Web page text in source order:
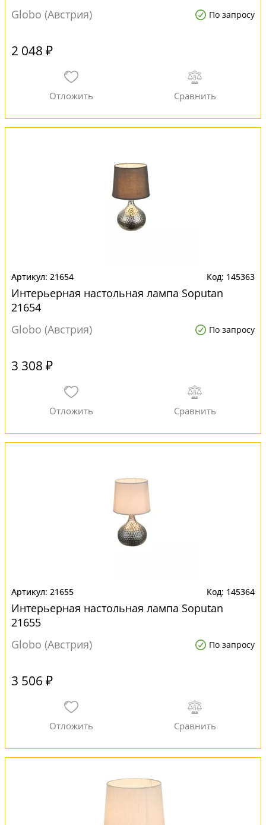
Globo (Австрия) По запросу
2 048 ₽
21654 145363
Интерьерная настольная лампа Soputan
21654
Globo (Австрия)
По запросу
3 308 ₽
21655 145364
Интерьерная настольная лампа Soputan
21655
Globo (Австрия)
По запросу
3 506 ₽